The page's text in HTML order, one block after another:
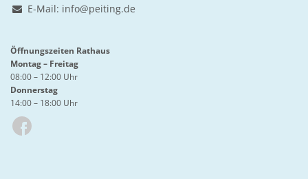
E-Mail: info@peiting.de
Öffnungszeiten Rathaus
Montag – Freitag
08:00 – 12:00 Uhr
Donnerstag
14:00 – 18:00 Uhr